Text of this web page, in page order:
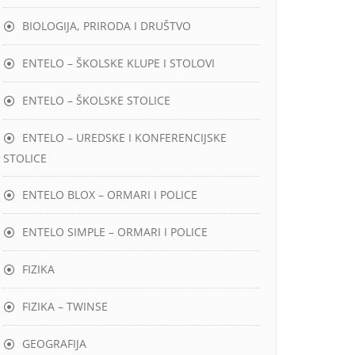
BIOLOGIJA, PRIRODA I DRUŠTVO
ENTELO – ŠKOLSKE KLUPE I STOLOVI
ENTELO – ŠKOLSKE STOLICE
ENTELO – UREDSKE I KONFERENCIJSKE
STOLICE
ENTELO BLOX – ORMARI I POLICE
ENTELO SIMPLE – ORMARI I POLICE
FIZIKA
FIZIKA – TWINSE
GEOGRAFIJA